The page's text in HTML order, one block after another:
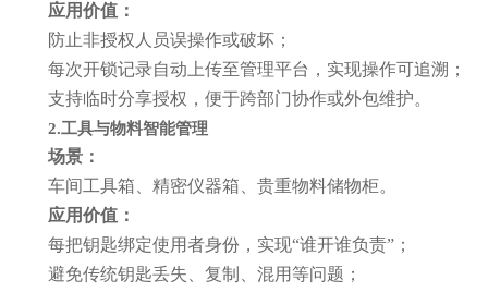
应用价值：
防止非授权人员误操作或破坏；
每次开锁记录自动上传至管理平台，实现操作可追溯；
支持临时分享授权，便于跨部门协作或外包维护。
2.工具与物料智能管理
场景：
车间工具箱、精密仪器箱、贵重物料储物柜。
应用价值：
每把钥匙绑定使用者身份，实现“谁开谁负责” ；
避免传统钥匙丢失、复制、混用等问题；